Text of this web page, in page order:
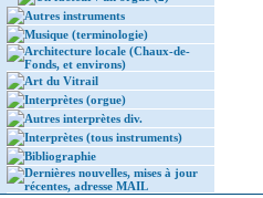
Autres instruments
Musique (terminologie)
Architecture locale (Chaux-de-
Fonds, et environs)
Art du Vitrail
Interprètes (orgue)
Autres interprètes div.
Interprètes (tous instruments)
Bibliographie
Dernières nouvelles, mises à jour
récentes, adresse MAIL